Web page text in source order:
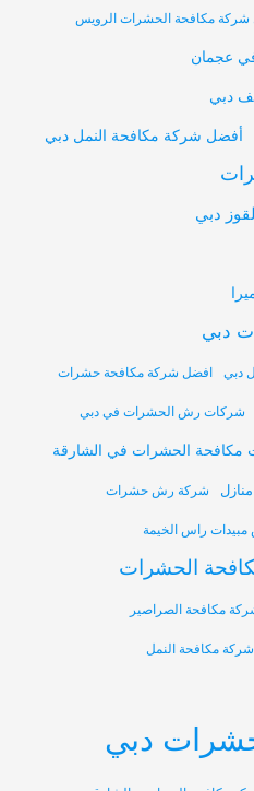
شركة مكافحة الحشرات الرويس
عجمان
دبي
أفضل شركة مكافحة النمل دبي
دبي
دبي
دبي افضل شركة مكافحة حشرات
شركات رش الحشرات في دبي
مكافحة الحشرات في الشارقة
شركة رش حشرات
راس الخيمة
الحشرات
مكافحة الصراصير
شركة مكافحة النمل
دبي